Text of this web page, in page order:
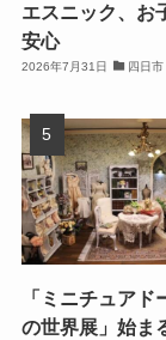
エスニック、お
安心
2026年7月31日 四日市
「ミニチュアド
の世界展」始ま